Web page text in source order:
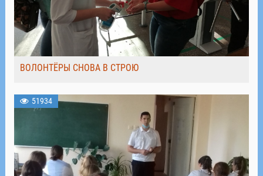
ВОЛОНТЁРЫ СНОВА В СТРОЮ
51934